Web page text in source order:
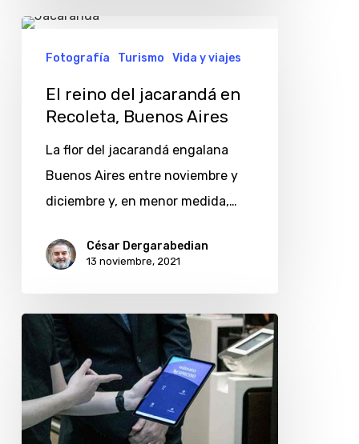
El
reino
jacarandá
Recoleta,
Buenos
Aires
Fotografía Turismo Vida y viajes
El reino del jacarandá en
Recoleta, Buenos Aires
La flor del jacarandá engalana
Buenos Aires entre noviembre y
diciembre y, en menor medida,…
César Dergarabedian
13 noviembre, 2021
Nespresso
apuesta
por
Háblalo
y